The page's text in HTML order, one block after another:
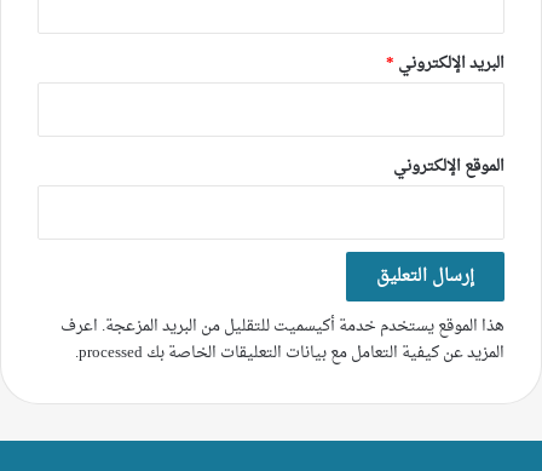
البريد الإلكتروني *
الموقع الإلكتروني
هذا الموقع يستخدم خدمة أكيسميت للتقليل من البريد المزعجة. اعرف
المزيد عن كيفية التعامل مع بيانات التعليقات الخاصة بك processed
.